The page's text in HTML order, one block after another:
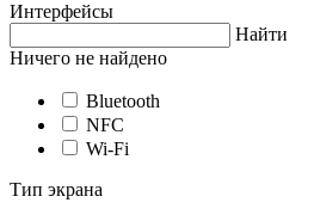
Интерфейсы
Найти
Ничего не найдено
Bluetooth
NFC
Wi-Fi
Тип экрана